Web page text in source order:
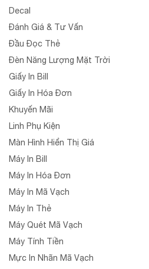
Decal
Đánh Giá & Tư Vấn
Đầu Đọc Thẻ
Đèn Năng Lượng Mặt Trời
Giấy In Bill
Giấy In Hóa Đơn
Khuyến Mãi
Linh Phụ Kiện
Màn Hình Hiển Thị Giá
Máy In Bill
Máy In Hóa Đơn
Máy In Mã Vạch
Máy In Thẻ
Máy Quét Mã Vạch
Máy Tính Tiền
Mực In Nhãn Mã Vạch